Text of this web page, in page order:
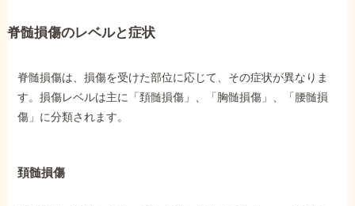
で受給相談をする
他社と何が違うの？
当事務所に
脊髄損傷のレベルと症状
脊髄損傷は、損傷を受けた部位に応じて、その症状が異なりま
す。損傷レベルは主に「頚髄損傷」、「胸髄損傷」、「腰髄損
傷」に分類されます。
頚髄損傷